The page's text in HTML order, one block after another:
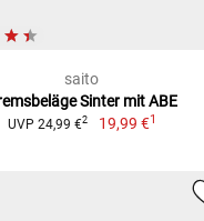
saito
Sinter mit ABE
UVP 24,99 €2 19,99 €1